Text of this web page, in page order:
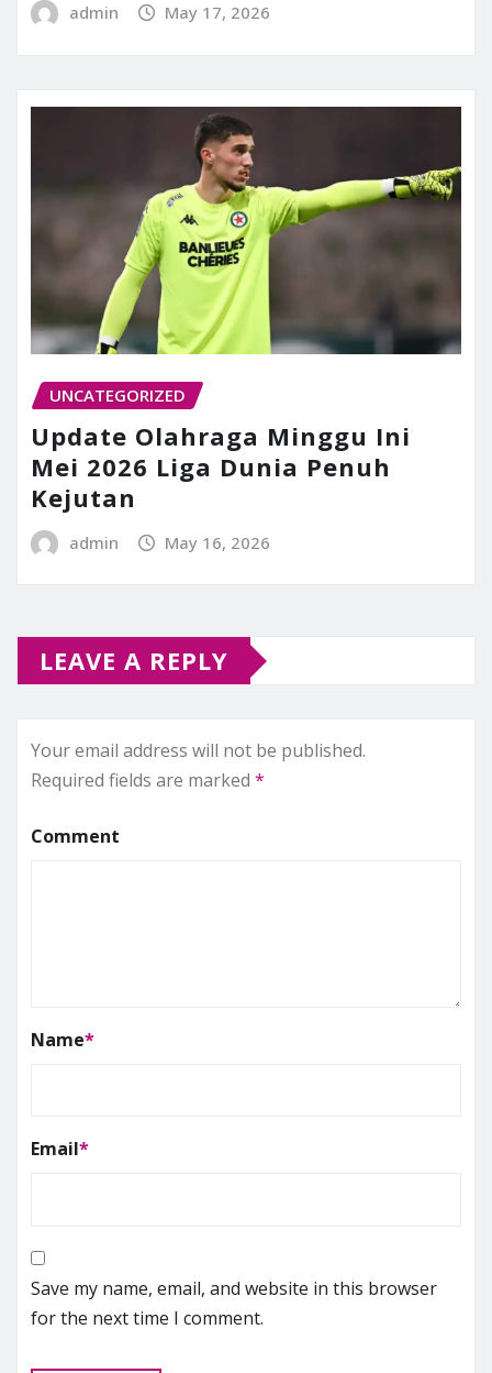
admin May 17, 2026
UNCATEGORIZED
Update Olahraga Minggu Ini
Mei 2026 Liga Dunia Penuh
Kejutan
admin May 16, 2026
LEAVE A REPLY
Your email address will not be published.
Required fields are marked *
Comment
Name*
Email*
Save my name, email, and website in this browser
for the next time I comment.